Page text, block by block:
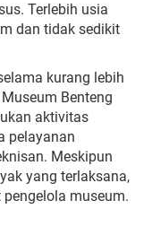
Terlebih usia
dan tidak sedikit
kurang lebih
Benteng
aktivitas
pelayanan
Meskipun
yang terlaksana,
museum.